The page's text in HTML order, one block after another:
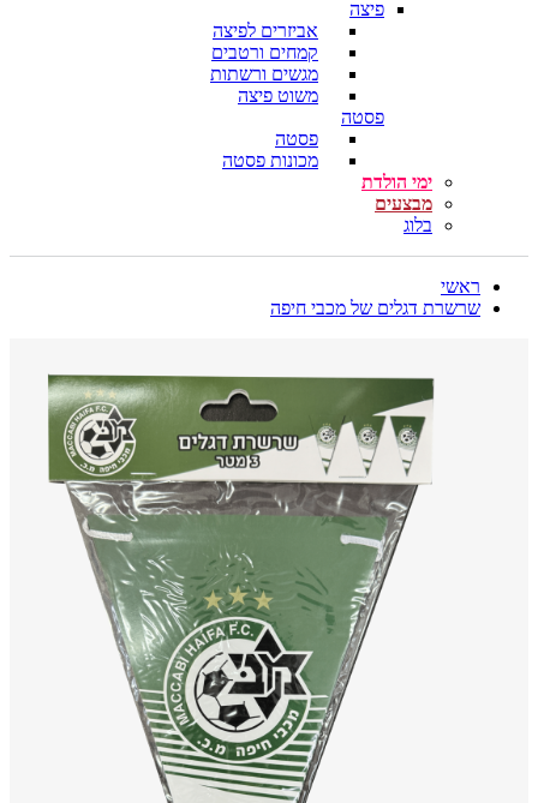
פיצה
אביזרים לפיצה
קמחים ורטבים
מגשים ורשתות
משוט פיצה
פסטה
פסטה
מכונות פסטה
ימי הולדת
מבצעים
בלוג
ראשי
שרשרת דגלים של מכבי חיפה